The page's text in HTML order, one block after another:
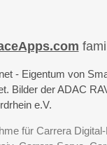
- Eigentum von
Bilder der ADAC
e.V.
für Carrera